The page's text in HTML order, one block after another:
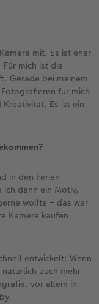
mit. Es ist eher
mich ist die
Gerade bei meinem
für mich
Es ist ein
in den Ferien
dann ein Motiv,
wollte – das war
Kamera kaufen
entwickelt: Wenn
auch mehr
vor allem in